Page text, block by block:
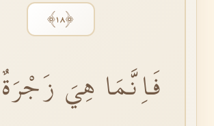
﴿١٨﴾
فَاِنَّمَا هِيَ زَجْرَةٌ